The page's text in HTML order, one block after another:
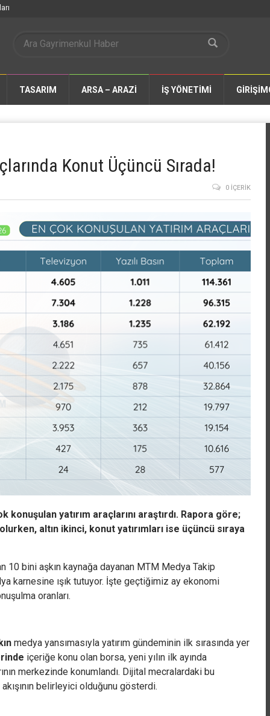
TASARIM ARSA – ARAZİ İŞ YÖNETİMİ
Konut Üçüncü Sırada!
0 İÇERIK
yatırım araçlarını araştırdı. Rapora göre;
altın ikinci, konut yatırımları ise üçüncü sıraya
10 bini aşkın kaynağa dayanan MTM Medya Takip
karnesine ışık tutuyor. İşte geçtiğimiz ay ekonomi
oranları.
medya yansımasıyla yatırım gündeminin ilk sırasında yer
içeriğe konu olan borsa, yeni yılın ilk ayında
merkezinde konumlandı. Dijital mecralardaki bu
akışının belirleyici olduğunu gösterdi.